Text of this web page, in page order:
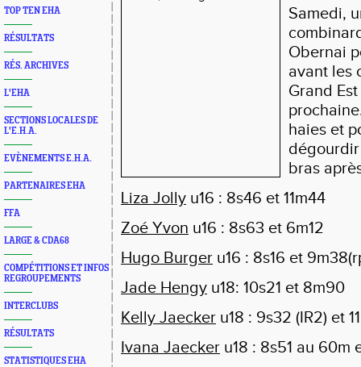
TOP TEN EHA
RÉSULTATS
RÉS. ARCHIVES
L'EHA
SECTIONS LOCALES DE
L'E.H.A.
EVÈNEMENTS E.H.A.
PARTENAIRES EHA
FFA
LARGE & CDA68
COMPÉTITIONS ET INFOS
REGROUPEMENTS
INTERCLUBS
RÉSULTATS
STATISTIQUES EHA
Samedi,
Obernai
avant les
Grand
haies et
bras
Liza Jolly u16 : 8s46 et 11m44
Zoé Yvon u16 : 8s63 et 6m12
Hugo Burger u16 : 8s16 et
Jade Hengy u18: 10s21 et 8m90
Kelly Jaecker u18 : 9s32 (IR2) et
Ivana Jaecker u18 : 8s51 au 60m